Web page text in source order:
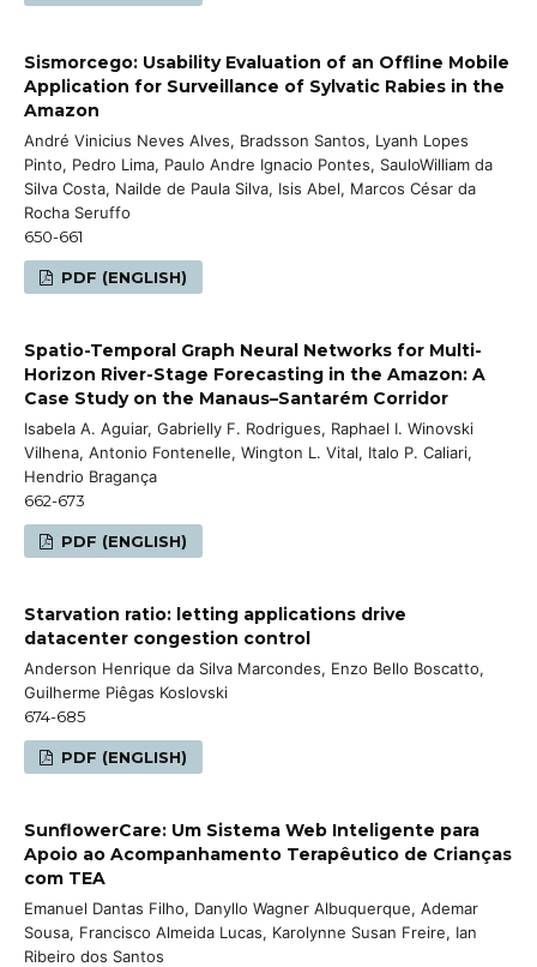
Sismorcego: Usability Evaluation of an Offline Mobile
Application for Surveillance of Sylvatic Rabies in the
Amazon
André Vinicius Neves Alves, Bradsson Santos, Lyanh Lopes
Pinto, Pedro Lima, Paulo Andre Ignacio Pontes, SauloWilliam da
Silva Costa, Nailde de Paula Silva, Isis Abel, Marcos César da
Rocha Seruffo
650-661
PDF (ENGLISH)
Spatio-Temporal Graph Neural Networks for Multi-
Horizon River-Stage Forecasting in the Amazon: A
Case Study on the Manaus–Santarém Corridor
Isabela A. Aguiar, Gabrielly F. Rodrigues, Raphael I. Winovski
Vilhena, Antonio Fontenelle, Wington L. Vital, Italo P. Caliari,
Hendrio Bragança
662-673
PDF (ENGLISH)
Starvation ratio: letting applications drive
datacenter congestion control
Anderson Henrique da Silva Marcondes, Enzo Bello Boscatto,
Guilherme Piêgas Koslovski
674-685
PDF (ENGLISH)
SunflowerCare: Um Sistema Web Inteligente para
Apoio ao Acompanhamento Terapêutico de Crianças
com TEA
Emanuel Dantas Filho, Danyllo Wagner Albuquerque, Ademar
Sousa, Francisco Almeida Lucas, Karolynne Susan Freire, Ian
Ribeiro dos Santos